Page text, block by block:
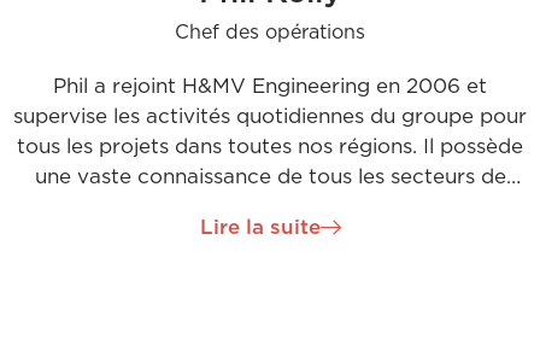
Chef des opérations
Phil a rejoint H&MV Engineering en 2006 et
supervise les activités quotidiennes du groupe pour
tous les projets dans toutes nos régions. Il possède
une vaste connaissance de tous les secteurs de
maintien et le développement des relations avec les
Lire la suite